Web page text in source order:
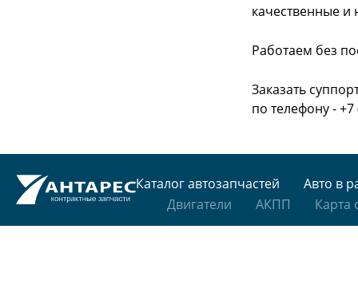
качественные и
Работаем без
Заказать
по телефону -
Каталог автозапчастей
Авто в
Двигатели
АКПП Карта